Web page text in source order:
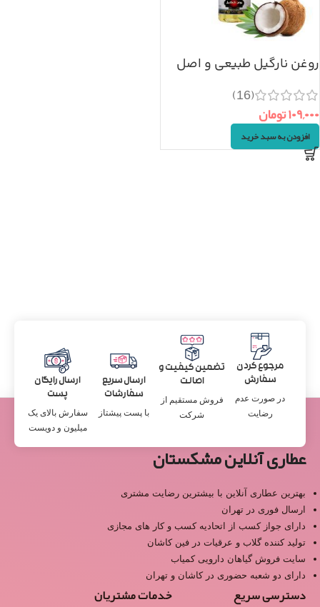
روغن نارگیل طبیعی و اصل
(16)
۱۰۹,۰۰۰تومان
افزودن به سبد خرید
مرجوع کردن
سفارش
در صورت عدم
رضایت
تضمین کیفیت و
اصالت
فروش مستقیم از
شرکت
ارسال سریع
سفارشات
با پست پیشتاز
ارسال رایگان
پست
سفارش بالای یک
میلیون و دویست
عطاری آنلاین مشکستان
بهترین عطاری آنلاین با بیشترین رضایت مشتری
ارسال فوری در تهران
دارای جواز کسب از اتحادیه کسب و کار های مجازی
تولید کننده گلاب و عرقیات در فین کاشان
سایت فروش گیاهان دارویی کمیاب
دارای دو شعبه حضوری در کاشان و تهران
دسترسی سریع خدمات مشتریان